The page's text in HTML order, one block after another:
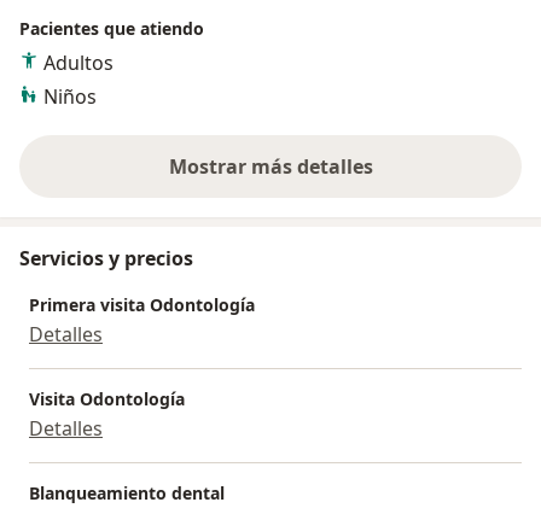
Pacientes que atiendo
Adultos
Niños
Mostrar más detalles
sobre la experiencia
Servicios y precios
Primera visita Odontología
Detalles
Visita Odontología
Detalles
Blanqueamiento dental